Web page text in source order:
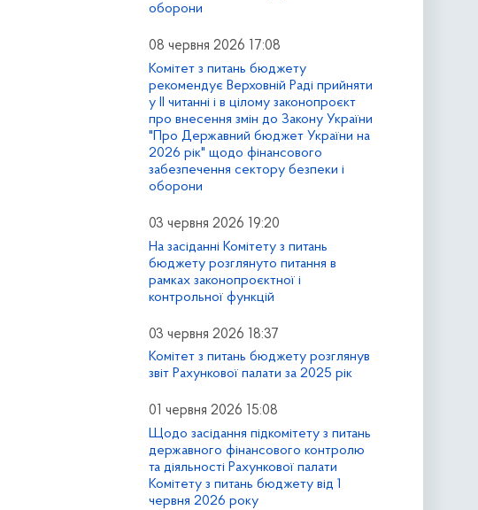
оборони
08 червня 2026 17:08
Комітет з питань бюджету
рекомендує Верховній Раді прийняти
у ІІ читанні і в цілому законопроєкт
про внесення змін до Закону України
"Про Державний бюджет України на
2026 рік" щодо фінансового
забезпечення сектору безпеки і
оборони
03 червня 2026 19:20
На засіданні Комітету з питань
бюджету розглянуто питання в
рамках законопроєктної і
контрольної функцій
03 червня 2026 18:37
Комітет з питань бюджету розглянув
звіт Рахункової палати за 2025 рік
01 червня 2026 15:08
Щодо засідання підкомітету з питань
державного фінансового контролю
та діяльності Рахункової палати
Комітету з питань бюджету від 1
червня 2026 року